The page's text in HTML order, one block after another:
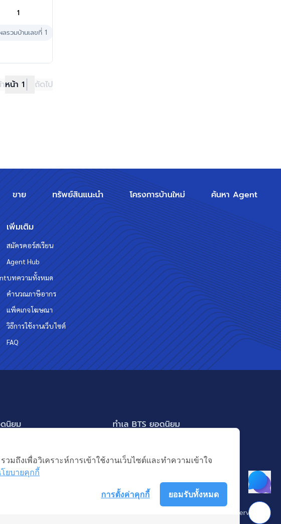
1
ลรวมบ้านเลขที่ 1
หน้า 1 ถัดไป
ขาย ทรัพย์สินแนะนำ โครงการบ้านใหม่ ค้นหา Agent
เพิ่มเติม
สมัครคอร์สเรียน
Agent Hub
บทความทั้งหมด
คำนวณภาษีอากร
แพ็คเกจโฆษณา
วิธีการใช้งานเว็บไซต์
FAQ
ดนิยม ทำเล BTS ยอดนิยม
BTS เอกมัย
BTS ช่องนนทรี
ลิขสิทธิ โดยบริษัท บางกอก แอสเซท อินเตอร์กรุ๊ป จำกัด (มหาชน). © All Rights Reserved
ถึงเพื่อวิเคราะห์การเข้าใช้งานเว็บไซต์และทำความเข้าใจ
ยบายคุกกี้
ยอมรับทั้งหมด
การตั้งค่าคุกกี้